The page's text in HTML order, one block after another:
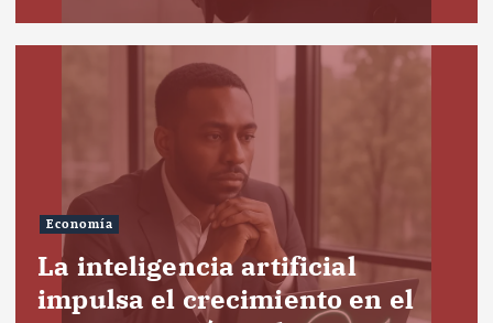
Economía
La inteligencia artificial
impulsa el crecimiento en el